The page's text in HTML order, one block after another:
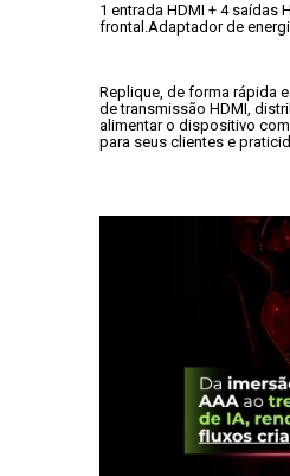
1 entrada HDMI + 4
frontal.Adaptador de
Replique, de forma rápida
de transmissão HDMI,
alimentar o dispositivo
para seus clientes e